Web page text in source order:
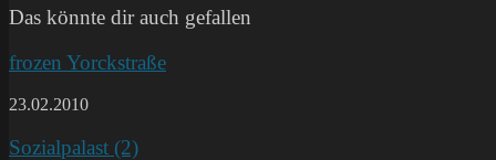
Das könnte dir auch gefallen
frozen Yorckstraße
23.02.2010
Sozialpalast (2)